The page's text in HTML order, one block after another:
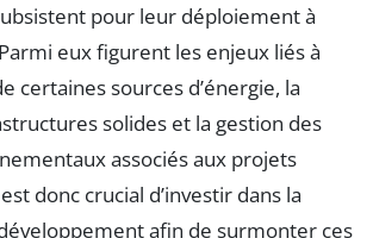
pour leur déploiement à
eux figurent les enjeux liés à
certaines sources d’énergie, la
solides et la gestion des
associés aux projets
donc crucial d’investir dans la
afin de surmonter ces